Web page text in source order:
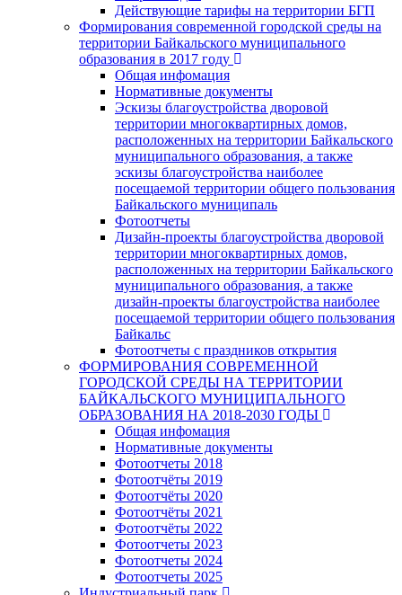
Действующие тарифы на территории БГП
Формирования современной городской среды на
территории Байкальского муниципального
образования в 2017 году
Общая инфомация
Нормативные документы
Эскизы благоустройства дворовой
территории многоквартирных домов,
расположенных на территории Байкальского
муниципального образования, а также
эскизы благоустройства наиболее
посещаемой территории общего пользования
Байкальского муниципаль
Фотоотчеты
Дизайн-проекты благоустройства дворовой
территории многоквартирных домов,
расположенных на территории Байкальского
муниципального образования, а также
дизайн-проекты благоустройства наиболее
посещаемой территории общего пользования
Байкальс
Фотоотчеты с праздников открытия
ФОРМИРОВАНИЯ СОВРЕМЕННОЙ
ГОРОДСКОЙ СРЕДЫ НА ТЕРРИТОРИИ
БАЙКАЛЬСКОГО МУНИЦИПАЛЬНОГО
ОБРАЗОВАНИЯ НА 2018-2030 ГОДЫ
Общая инфомация
Нормативные документы
Фотоотчеты 2018
Фотоотчёты 2019
Фотоотчёты 2020
Фотоотчёты 2021
Фотоотчёты 2022
Фотоотчеты 2023
Фотоотчеты 2024
Фотоотчеты 2025